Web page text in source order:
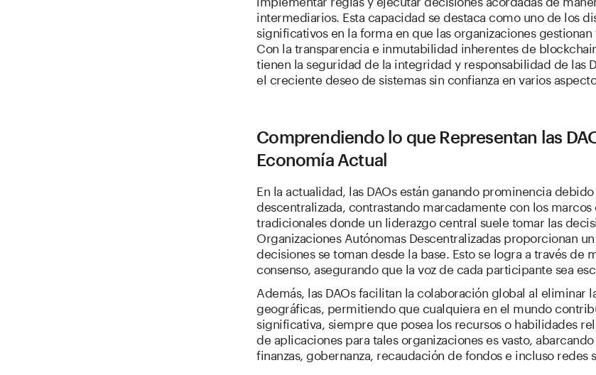
intermediarios. Esta capacidad se destaca como uno de los
significativos en la forma en que las organizaciones gestionan
Con la transparencia e inmutabilidad inherentes de
tienen la seguridad de la integridad y responsabilidad de las
el creciente deseo de sistemas sin confianza en varios
Comprendiendo lo que Representan las
Economía Actual
En la actualidad, las DAOs están ganando prominencia debido
descentralizada, contrastando marcadamente con los marcos
tradicionales donde un liderazgo central suele tomar las
Organizaciones Autónomas Descentralizadas proporcionan
decisiones se toman desde la base. Esto se logra a través de
consenso, asegurando que la voz de cada participante sea
Además, las DAOs facilitan la colaboración global al eliminar
geográficas, permitiendo que cualquiera en el mundo
significativa, siempre que posea los recursos o habilidades
de aplicaciones para tales organizaciones es vasto,
finanzas, gobernanza, recaudación de fondos e incluso redes